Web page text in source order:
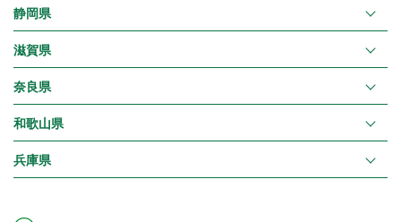
静岡県
滋賀県
奈良県
和歌山県
兵庫県